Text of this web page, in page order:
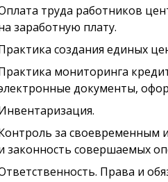
труда работников
заработную плату.
создания единых
мониторинга
документы,
за своевременным
законность совершаемых
Права и